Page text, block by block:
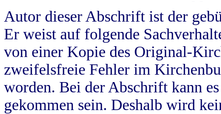
Autor dieser Abschrift ist der
Er weist auf folgende
von einer Kopie des Original-
zweifelsfreie Fehler im
worden. Bei der Abschrift kann
gekommen sein. Deshalb wird